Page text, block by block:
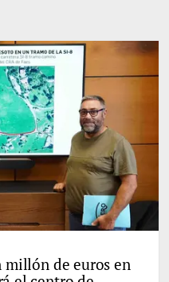
millón de euros en